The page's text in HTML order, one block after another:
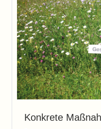
Konkrete